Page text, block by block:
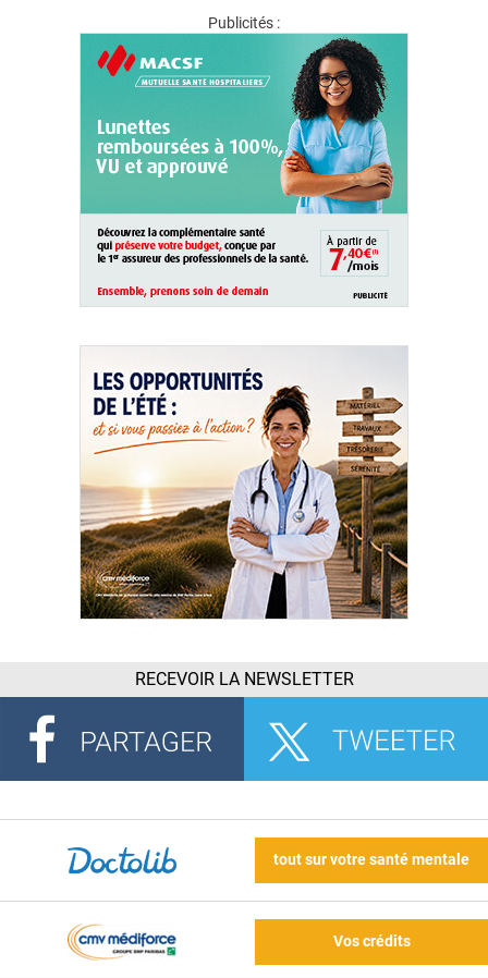
Publicités :
RECEVOIR LA NEWSLETTER
tout sur votre santé mentale
Vos crédits